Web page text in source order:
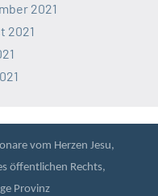
2021
2021
vom Herzen Jesu,
öffentlichen Rechts,
Provinz